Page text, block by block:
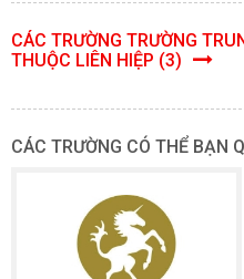
CÁC TRƯỜNG TRƯỜNG
THUỘC LIÊN HIỆP (3)
CÁC TRƯỜNG CÓ THỂ BẠN